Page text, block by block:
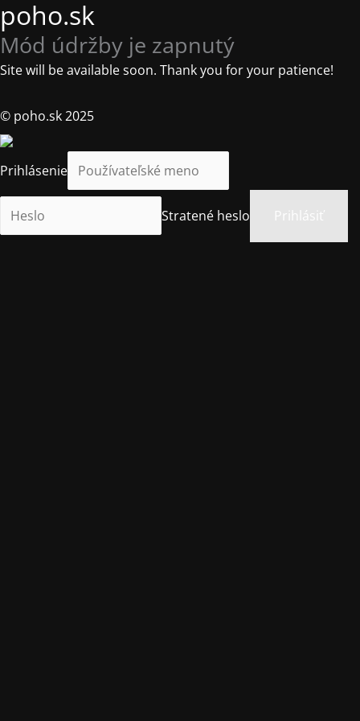
poho.sk
Mód údržby je zapnutý
Site will be available soon. Thank you for your patience!
© poho.sk 2025
Prihlásenie
Stratené heslo